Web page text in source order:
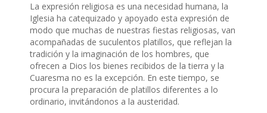
La expresión religiosa es una necesidad humana, la
Iglesia ha catequizado y apoyado esta expresión de
modo que muchas de nuestras fiestas religiosas, van
acompañadas de suculentos platillos, que reflejan la
tradición y la imaginación de los hombres, que
ofrecen a Dios los bienes recibidos de la tierra y la
Cuaresma no es la excepción. En este tiempo, se
procura la preparación de platillos diferentes a lo
ordinario, invitándonos a la austeridad.